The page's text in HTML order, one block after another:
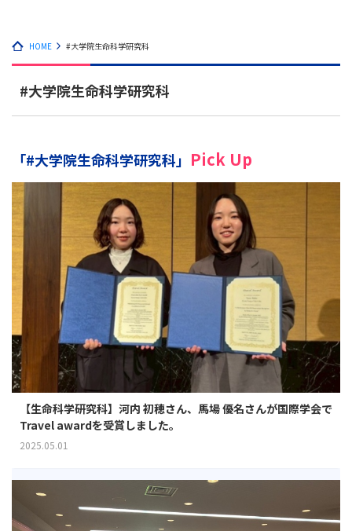
HOME #大学院生命科学研究科
#大学院生命科学研究科
「#大学院生命科学研究科」 Pick Up
【生命科学研究科】河内 初穂さん、馬場 優名さんが国際学会で
Travel awardを受賞しました。
2025.05.01